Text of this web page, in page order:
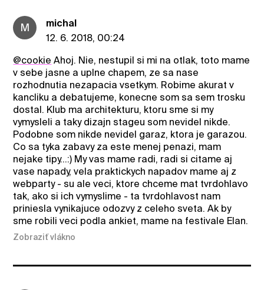
M
michal
12. 6. 2018, 00:24
@cookie Ahoj. Nie, nestupil si mi na otlak, toto mame
v sebe jasne a uplne chapem, ze sa nase
rozhodnutia nezapacia vsetkym. Robime akurat v
kancliku a debatujeme, konecne som sa sem trosku
dostal. Klub ma architekturu, ktoru sme si my
vymysleli a taky dizajn stageu som nevidel nikde.
Podobne som nikde nevidel garaz, ktora je garazou.
Co sa tyka zabavy za este menej penazi, mam
nejake tipy...:) My vas mame radi, radi si citame aj
vase napady, vela praktickych napadov mame aj z
webparty - su ale veci, ktore chceme mat tvrdohlavo
tak, ako si ich vymyslime - ta tvrdohlavost nam
priniesla vynikajuce odozvy z celeho sveta. Ak by
sme robili veci podla ankiet, mame na festivale Elan.
Zobraziť vlákno